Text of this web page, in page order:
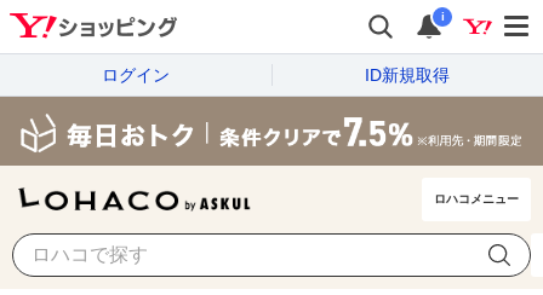
i
ログイン ID新規取得
ロハコメニュー